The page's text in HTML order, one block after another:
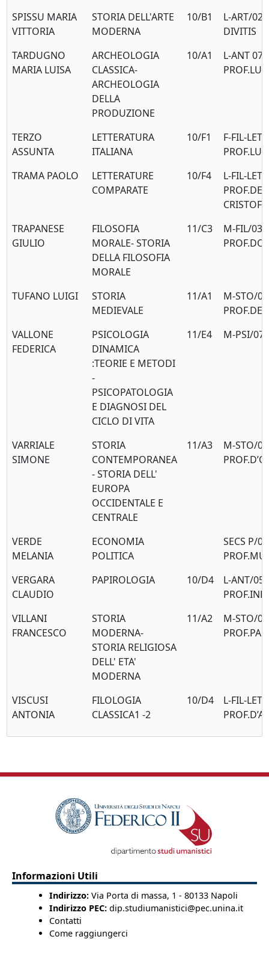
SPISSU MARIA
VITTORIA
STORIA DELL'ARTE
MODERNA
10/B1
L-ART/02
DIVITIS
TARDUGNO
MARIA LUISA
ARCHEOLOGIA
CLASSICA-
ARCHEOLOGIA
DELLA
PRODUZIONE
10/A1
L-ANT 07
TERZO
ASSUNTA
LETTERATURA
ITALIANA
10/F1
F-FIL-
TRAMA PAOLO
LETTERATURE
COMPARATE
10/F4
L-FIL-
PROF.DE
TRAPANESE
GIULIO
FILOSOFIA
MORALE- STORIA
DELLA FILOSOFIA
MORALE
11/C3
M-FIL/03
TUFANO LUIGI
STORIA
MEDIEVALE
11/A1
M-STO/01
VALLONE
FEDERICA
PSICOLOGIA
DINAMICA
:TEORIE E METODI
-
PSICOPATOLOGIA
E DIAGNOSI DEL
CICLO DI VITA
11/E4 M-PSI/07
VARRIALE
SIMONE
STORIA
CONTEMPORANEA
- STORIA DELL'
EUROPA
OCCIDENTALE E
CENTRALE
11/A3
M-STO/04
VERDE
MELANIA
ECONOMIA
POLITICA
SECS P/01
VERGARA
CLAUDIO
PAPIROLOGIA 10/D4
L-ANT/05
VILLANI
FRANCESCO
STORIA
MODERNA-
STORIA RELIGIOSA
DELL' ETA'
MODERNA
11/A2
M-STO/02
VISCUSI
ANTONIA
FILOLOGIA
CLASSICA1 -2
10/D4
L-FIL-
Informazioni Utili
Indirizzo: Via Porta di massa, 1 - 80133 Napoli
Indirizzo PEC: dip.studiumanistici@pec.unina.it
Contatti
Come raggiungerci